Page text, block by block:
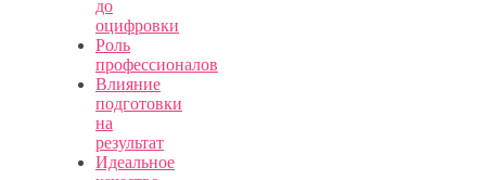
до
оцифровки
Роль
профессионалов
Влияние
подготовки
на
результат
Идеальное